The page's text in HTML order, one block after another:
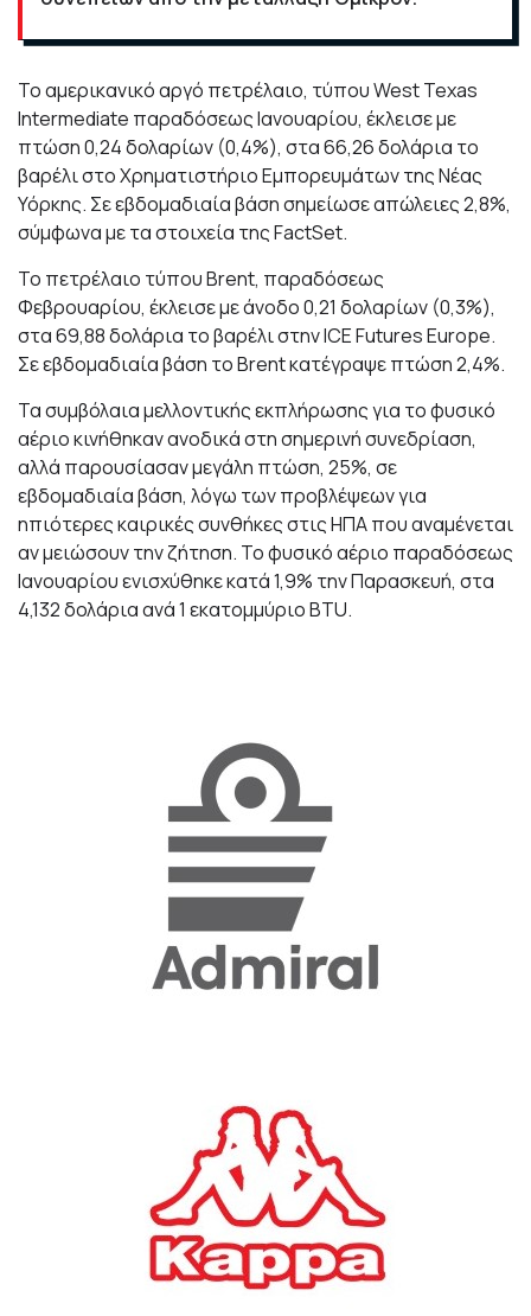
Το αμερικανικό αργό πετρέλαιο, τύπου West Texas
Intermediate παραδόσεως Ιανουαρίου, έκλεισε με
πτώση 0,24 δολαρίων (0,4%), στα 66,26 δολάρια το
βαρέλι στο Χρηματιστήριο Εμπορευμάτων της Νέας
Υόρκης. Σε εβδομαδιαία βάση σημείωσε απώλειες 2,8%,
σύμφωνα με τα στοιχεία της FactSet.
Το πετρέλαιο τύπου Brent, παραδόσεως
Φεβρουαρίου, έκλεισε με άνοδο 0,21 δολαρίων (0,3%),
στα 69,88 δολάρια το βαρέλι στην ICE Futures Europe.
Σε εβδομαδιαία βάση το Brent κατέγραψε πτώση 2,4%.
Τα συμβόλαια μελλοντικής εκπλήρωσης για το φυσικό
αέριο κινήθηκαν ανοδικά στη σημερινή συνεδρίαση,
αλλά παρουσίασαν μεγάλη πτώση, 25%, σε
εβδομαδιαία βάση, λόγω των προβλέψεων για
ηπιότερες καιρικές συνθήκες στις ΗΠΑ που αναμένεται
αν μειώσουν την ζήτηση. Το φυσικό αέριο παραδόσεως
Ιανουαρίου ενισχύθηκε κατά 1,9% την Παρασκευή, στα
4,132 δολάρια ανά 1 εκατομμύριο BTU.